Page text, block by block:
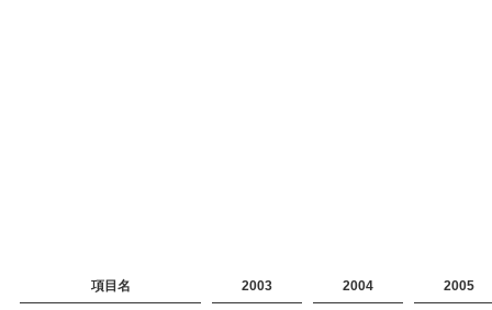
項目名 2003 2004 2005